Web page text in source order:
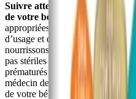
Suivre attentivement le mode
de votre bébé en dépend
. Il est
appropriées en matière
d’usage et de conservation au
nourrissons. Les préparations
pas stériles et ne doivent pas être
prématurés ou
médecin de votre bébé et sous
de votre bébé quelle est la